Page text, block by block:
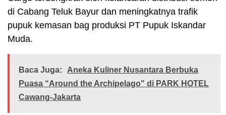
di Cabang Teluk Bayur dan meningkatnya trafik
pupuk kemasan bag produksi PT Pupuk Iskandar
Muda.
Baca Juga:
Aneka Kuliner Nusantara Berbuka
Puasa “Around the Archipelago" di PARK HOTEL
Cawang-Jakarta